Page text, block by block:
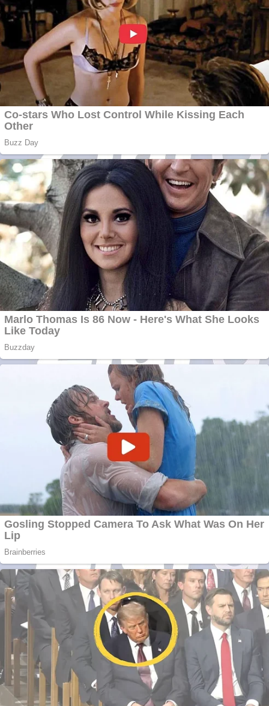
Creez aplicatie
ANDROID pentru
siteul tau
Anuntul tau apare in
mai multe ziare
online
Apartamente 2
camere
Aplică acum pentru
toate tipurile de
Curatare canapele
Bucuresti. Curatare
profesionala
adzeige.ro
Vând sticlă cu vin din
1958 Murfatlar
Chardonnay